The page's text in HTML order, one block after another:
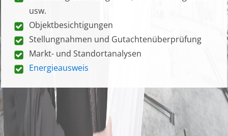
usw.
Objektbesichtigungen
Stellungnahmen und Gutachtenüberprüfung
Markt- und Standortanalysen
Energieausweis